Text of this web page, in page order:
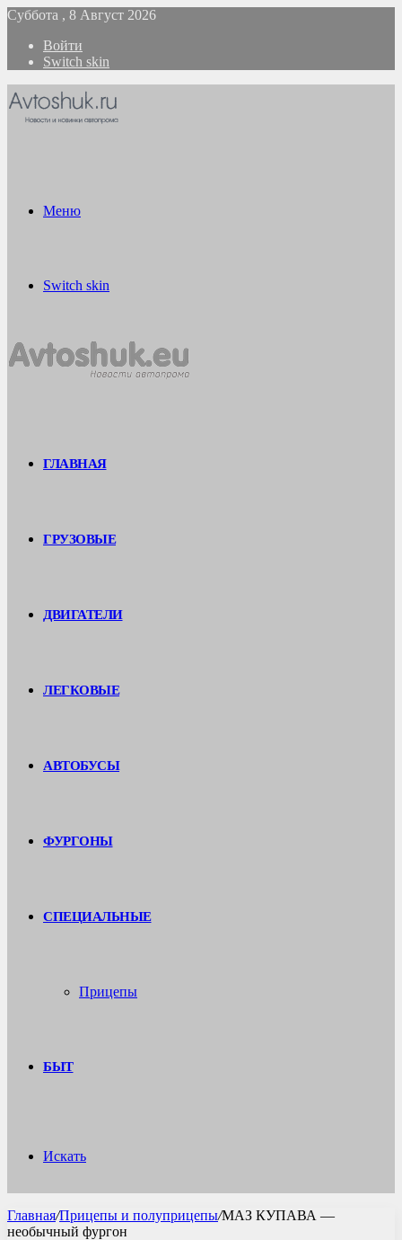
Суббота , 8 Август 2026
Войти
Switch skin
Меню
Switch skin
ГЛАВНАЯ
ГРУЗОВЫЕ
ДВИГАТЕЛИ
ЛЕГКОВЫЕ
АВТОБУСЫ
ФУРГОНЫ
СПЕЦИАЛЬНЫЕ
Прицепы
БЫТ
Искать
Главная/Прицепы и полуприцепы/МАЗ КУПАВА —
необычный фургон